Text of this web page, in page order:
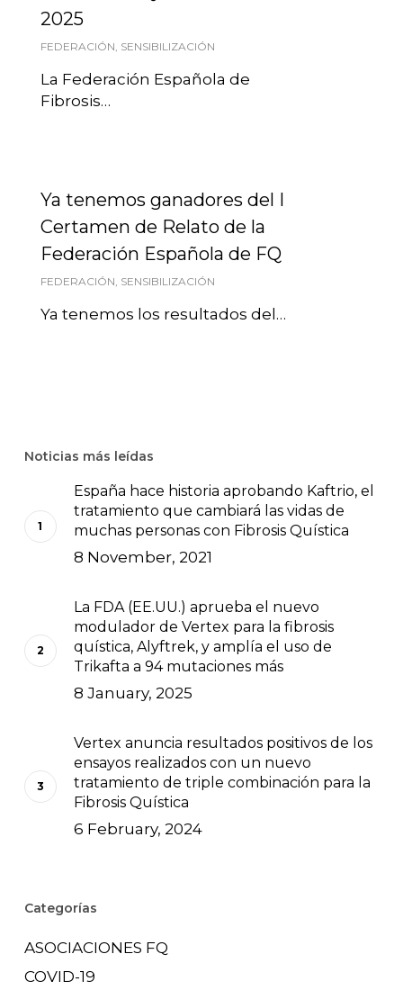
2025
FEDERACIÓN, SENSIBILIZACIÓN
La Federación Española de
Fibrosis…
Ya tenemos ganadores del I
Certamen de Relato de la
Federación Española de FQ
FEDERACIÓN, SENSIBILIZACIÓN
Ya tenemos los resultados del…
Noticias más leídas
España hace historia aprobando Kaftrio, el
tratamiento que cambiará las vidas de
muchas personas con Fibrosis Quística
8 November, 2021
La FDA (EE.UU.) aprueba el nuevo
modulador de Vertex para la fibrosis
quística, Alyftrek, y amplía el uso de
Trikafta a 94 mutaciones más
8 January, 2025
Vertex anuncia resultados positivos de los
ensayos realizados con un nuevo
tratamiento de triple combinación para la
Fibrosis Quística
6 February, 2024
Categorías
ASOCIACIONES FQ
COVID-19